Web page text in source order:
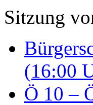
Sitzung
(16:00
Ö 10 –